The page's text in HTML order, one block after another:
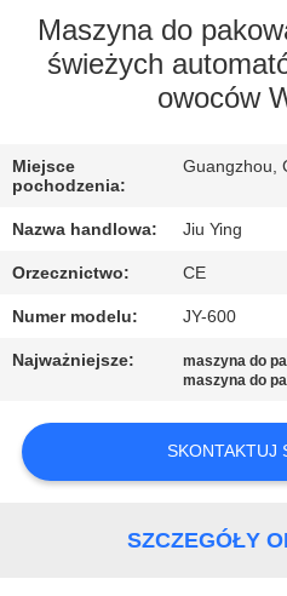
NAS
WYCIECZKA
FABRYCE
SKONTAKTUJ
NAMI
Maszyna do
świeżych
owoców
Miejsce
pochodzenia:
Guangzhou,
Nazwa handlowa: Jiu Ying
Orzecznictwo: CE
Numer modelu: JY-600
Najważniejsze: maszyna do
maszyna do
SKONTAKTUJ
SZCZEGÓŁY